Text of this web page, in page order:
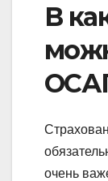
В
очень